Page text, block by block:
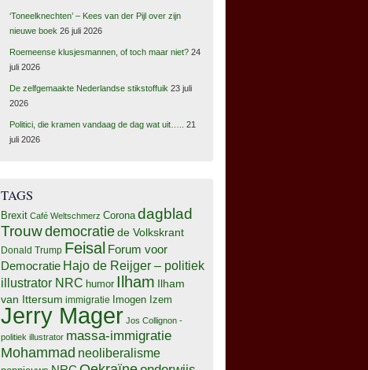
‘Toneelknechten’ – Kees van der Pijl over zijn
nieuwe boek 26 juli 2026
Roemeense klusjesmannen, of toch maar niet? 24
juli 2026
De zelfgemaakte Nederlandse stikstoffuik 23 juli
2026
Politici, die kramen vandaag de dag wat uit…..
21
juli 2026
TAGS
Brexit Café Weltschmerz Corona dagblad
Trouwdemocratiede Volkskrant
Donald Trump Feisal Forum voor
Democratie Hajo de Reijger – politiek
illustrator NRC humor Ilham Ilham
van Ittersum immigratie Imogen Izem
Jerry Mager Jos Collignon -
politiek illustrator massa-immigratie
Mohammad neoliberalisme